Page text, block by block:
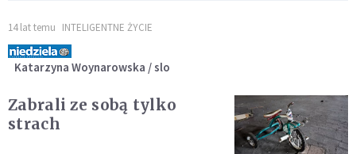
14 lat temu INTELIGENTNE ŻYCIE
Katarzyna Woynarowska / slo
Zabrali ze sobą tylko
strach